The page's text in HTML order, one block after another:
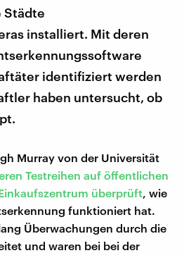
Städte
installiert. Mit deren
identifiziert werden
haben untersucht, ob
Murray von der Universität
Testreihen auf öffentlichen
überprüft , wie
funktioniert hat.
Überwachungen durch die
und waren bei bei der